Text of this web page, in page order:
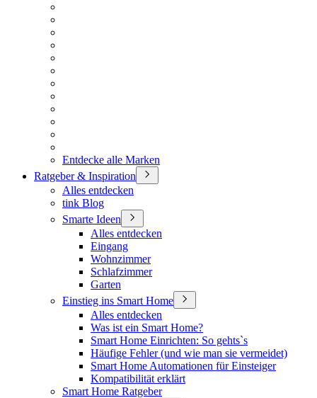
Entdecke alle Marken
Ratgeber & Inspiration
Alles entdecken
tink Blog
Smarte Ideen
Alles entdecken
Eingang
Wohnzimmer
Schlafzimmer
Garten
Einstieg ins Smart Home
Alles entdecken
Was ist ein Smart Home?
Smart Home Einrichten: So gehts`s
Häufige Fehler (und wie man sie vermeidet)
Smart Home Automationen für Einsteiger
Kompatibilität erklärt
Smart Home Ratgeber